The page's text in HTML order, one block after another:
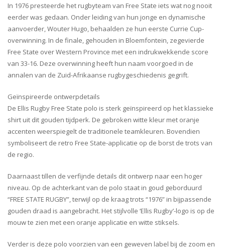
In 1976 presteerde het rugbyteam van Free State iets wat nog nooit
eerder was gedaan. Onder leiding van hun jonge en dynamische
aanvoerder, Wouter Hugo, behaalden ze hun eerste Currie Cup-
overwinning. In de finale, gehouden in Bloemfontein, zegevierde
Free State over Western Province met een indrukwekkende score
van 33-16. Deze overwinning heeft hun naam voorgoed in de
annalen van de Zuid-Afrikaanse rugbygeschiedenis gegrift.
Geïnspireerde ontwerpdetails
De Ellis Rugby Free State polo is sterk geïnspireerd op het klassieke
shirt uit dit gouden tijdperk. De gebroken witte kleur met oranje
accenten weerspiegelt de traditionele teamkleuren. Bovendien
symboliseert de retro Free State-applicatie op de borst de trots van
de regio.
Daarnaast tillen de verfijnde details dit ontwerp naar een hoger
niveau. Op de achterkant van de polo staat in goud geborduurd
“FREE STATE RUGBY”, terwijl op de kraag trots “1976” in bijpassende
gouden draad is aangebracht. Het stijlvolle ‘Ellis Rugby’-logo is op de
mouw te zien met een oranje applicatie en witte stiksels.
Verder is deze polo voorzien van een geweven label bij de zoom en